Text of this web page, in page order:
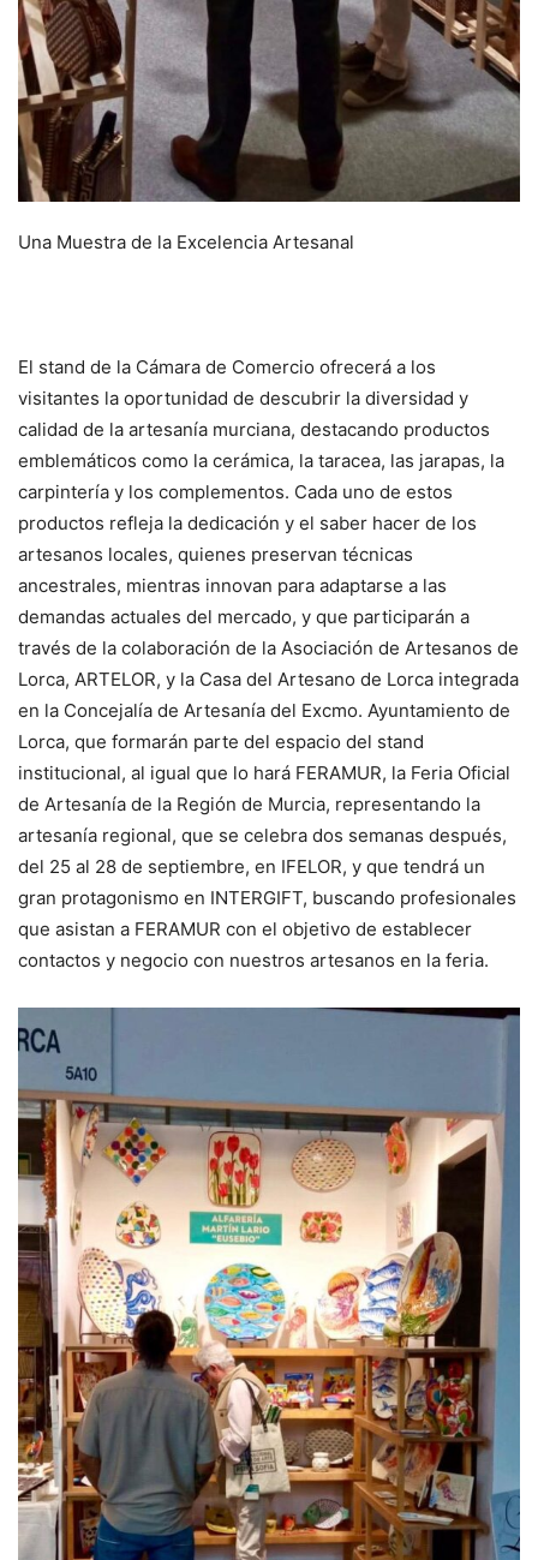
Una Muestra de la Excelencia Artesanal
El stand de la Cámara de Comercio ofrecerá a los
visitantes la oportunidad de descubrir la diversidad y
calidad de la artesanía murciana, destacando productos
emblemáticos como la cerámica, la taracea, las jarapas, la
carpintería y los complementos. Cada uno de estos
productos refleja la dedicación y el saber hacer de los
artesanos locales, quienes preservan técnicas
ancestrales, mientras innovan para adaptarse a las
demandas actuales del mercado, y que participarán a
través de la colaboración de la Asociación de Artesanos de
Lorca, ARTELOR, y la Casa del Artesano de Lorca integrada
en la Concejalía de Artesanía del Excmo. Ayuntamiento de
Lorca, que formarán parte del espacio del stand
institucional, al igual que lo hará FERAMUR, la Feria Oficial
de Artesanía de la Región de Murcia, representando la
artesanía regional, que se celebra dos semanas después,
del 25 al 28 de septiembre, en IFELOR, y que tendrá un
gran protagonismo en INTERGIFT, buscando profesionales
que asistan a FERAMUR con el objetivo de establecer
contactos y negocio con nuestros artesanos en la feria.